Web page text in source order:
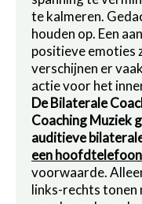
te kalmeren.
houden op. Een
positieve emoties
verschijnen er
actie voor het
De Bilaterale
Coaching Muziek
auditieve
een hoofdtelefoon
voorwaarde.
links-rechts tonen